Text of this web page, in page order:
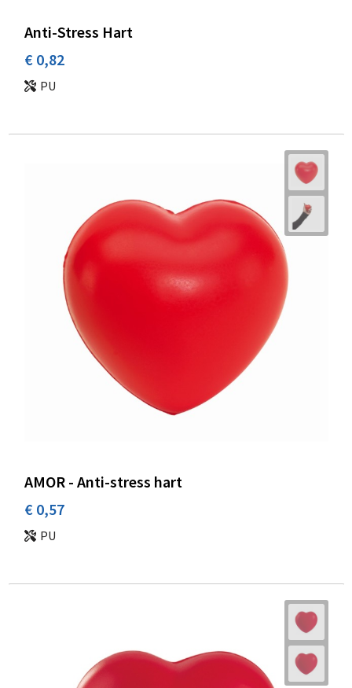
Anti-Stress Hart
€ 0,82
PU
AMOR - Anti-stress hart
€ 0,57
PU